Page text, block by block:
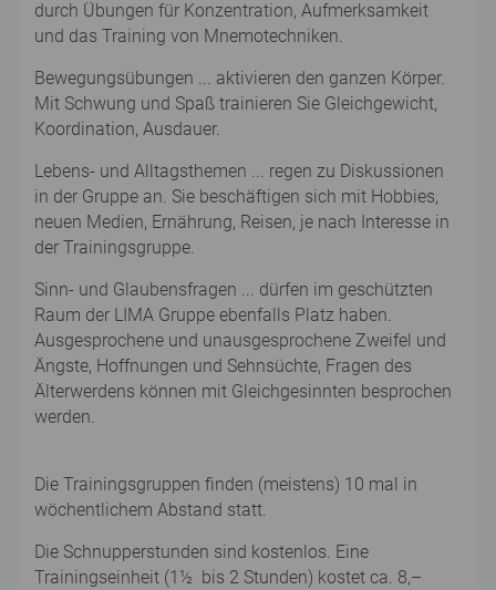
durch Übungen für Konzentration, Aufmerksamkeit
und das Training von Mnemotechniken.
Bewegungsübungen ... aktivieren den ganzen Körper.
Mit Schwung und Spaß trainieren Sie Gleichgewicht,
Koordination, Ausdauer.
Lebens- und Alltagsthemen ... regen zu Diskussionen
in der Gruppe an. Sie beschäftigen sich mit Hobbies,
neuen Medien, Ernährung, Reisen, je nach Interesse in
der Trainingsgruppe.
Sinn- und Glaubensfragen ... dürfen im geschützten
Raum der LIMA Gruppe ebenfalls Platz haben.
Ausgesprochene und unausgesprochene Zweifel und
Ängste, Hoffnungen und Sehnsüchte, Fragen des
Älterwerdens können mit Gleichgesinnten besprochen
werden.
Die Trainingsgruppen finden (meistens) 10 mal in
wöchentlichem Abstand statt.
Die Schnupperstunden sind kostenlos. Eine
Trainingseinheit (1½ bis 2 Stunden) kostet ca. 8,–